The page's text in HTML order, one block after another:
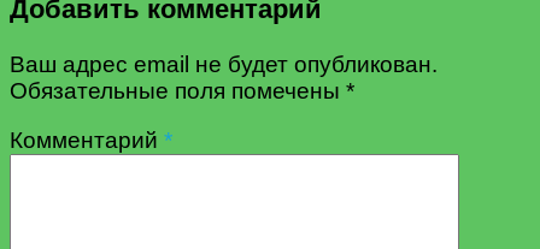
Добавить комментарий
Ваш адрес email не будет опубликован.
Обязательные поля помечены *
Комментарий *